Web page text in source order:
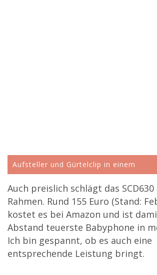
Aufsteller und Gürtelclip in einem
Auch preislich schlägt das SCD630
Rahmen. Rund 155 Euro (Stand:
kostet es bei Amazon und ist
Abstand teuerste Babyphone in
Ich bin gespannt, ob es auch eine
entsprechende Leistung bringt.